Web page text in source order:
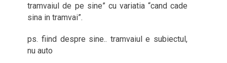
tramvaiul de pe sine” cu variatia “cand cade
sina in tramvai”.
ps. fiind despre sine.. tramvaiul e subiectul,
nu auto